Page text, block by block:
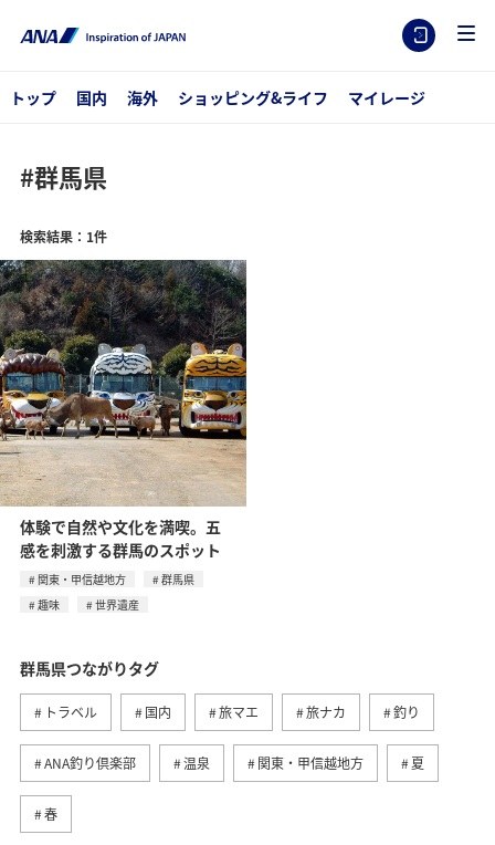
トップ 国内 海外 ショッピング&ライフ マイレージ
#群馬県
検索結果：1件
体験で自然や文化を満喫。五
感を刺激する群馬のスポット
関東・甲信越地方
群馬県
趣味
世界遺産
群馬県つながりタグ
トラベル 国内 旅マエ 旅ナカ 釣り
ANA釣り倶楽部 温泉 関東・甲信越地方 夏
春